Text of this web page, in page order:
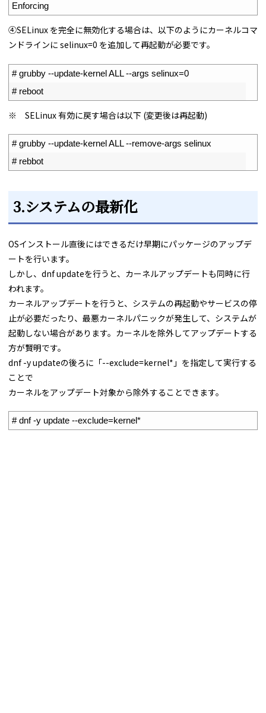
Enforcing
④SELinux を完全に無効化する場合は、以下のようにカーネルコマ
ンドラインに selinux=0 を追加して再起動が必要です。
# grubby --update-kernel ALL --args selinux=0
# reboot
※ SELinux 有効に戻す場合は以下 (変更後は再起動)
# grubby --update-kernel ALL --remove-args selinux
# rebbot
3.システムの最新化
OSインストール直後にはできるだけ早期にパッケージのアップデ
ートを行います。
しかし、dnf updateを行うと、カーネルアップデートも同時に行
われます。
カーネルアップデートを行うと、システムの再起動やサービスの停
止が必要だったり、最悪カーネルパニックが発生して、システムが
起動しない場合があります。カーネルを除外してアップデートする
方が賢明です。
dnf -y updateの後ろに「--exclude=kernel*」を指定して実行する
ことで
カーネルをアップデート対象から除外することできます。
# dnf -y update --exclude=kernel*